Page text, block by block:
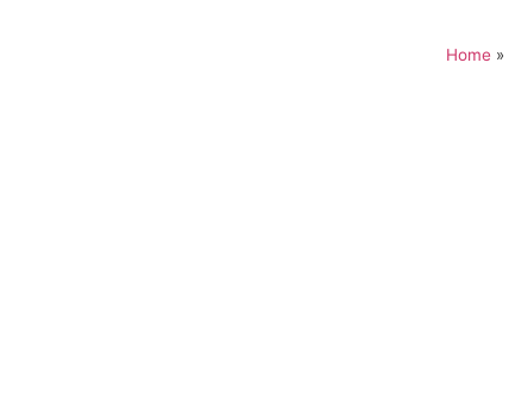
Home »